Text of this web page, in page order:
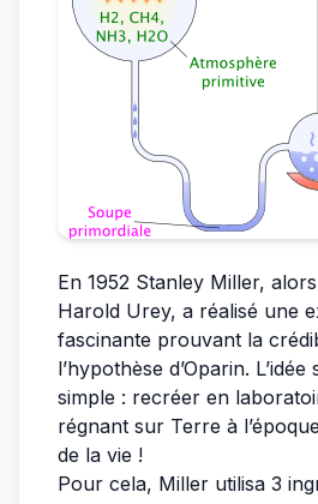
En 1952 Stanley Miller,
Harold Urey, a réalisé une
fascinante prouvant la
l’hypothèse d’Oparin.
simple : recréer en
régnant sur Terre à
de la vie !
Pour cela, Miller utilisa 3